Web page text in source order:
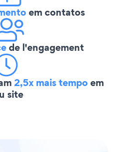
em contatos
de l'engagement
2,5x mais tempoem
site